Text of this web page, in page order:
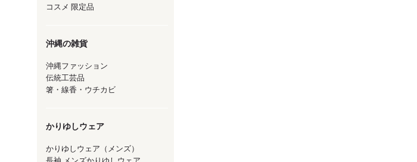
コスメ 限定品
沖縄の雑貨
沖縄ファッション
伝統工芸品
箸・線香・ウチカビ
かりゆしウェア
かりゆしウェア（メンズ）